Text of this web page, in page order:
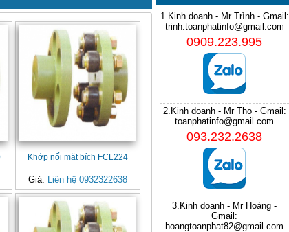
Khớp nối mặt bích FCL224
Giá: Liên hệ 0932322638
1.Kinh doanh - Mr Trình - Gmail:
trinh.toanphatinfo@gmail.com
0909.223.995
2.Kinh doanh - Mr Thọ - Gmail:
toanphatinfo@gmail.com
093.232.2638
3.Kinh doanh - Mr Hoàng -
Gmail:
hoangtoanphat82@gmail.com